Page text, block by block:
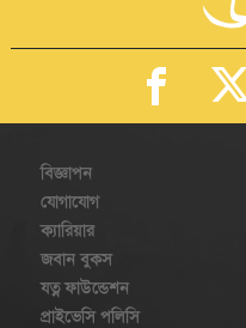
বিজ্ঞাপন
যোগাযোগ
ক্যারিয়ার
জবান বুকস
যত্ন ফাউন্ডেশন
প্রাইভেসি পলিসি